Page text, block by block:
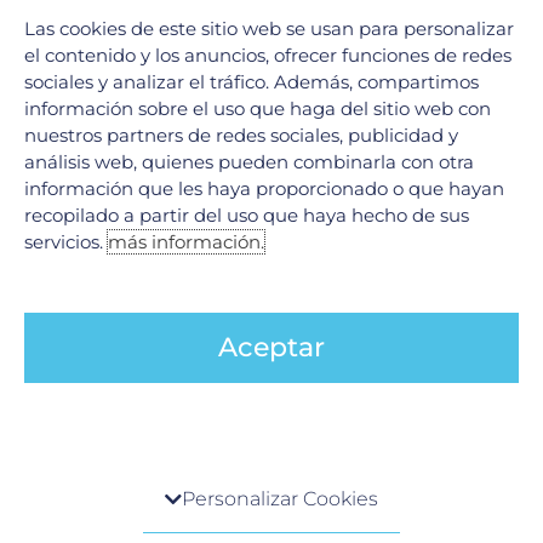
para la seguridad alimentaria y el desarrollo. esta
resistencia le puede pasar a cualquier persona no importa
la edad ni el país en el que esté. ¿Qué es? Los antibióticos
son medicamentos utilizados para prevenir
Leer más »
Las cookies de este sitio web se usan para personalizar
el contenido y los anuncios, ofrecer funciones de redes
sociales y analizar el tráfico. Además, compartimos
información sobre el uso que haga del sitio web con
nuestros partners de redes sociales, publicidad y
análisis web, quienes pueden combinarla con otra
información que les haya proporcionado o que hayan
recopilado a partir del uso que haya hecho de sus
servicios.más información.
Aceptar
Cuando visita cualquier sitio web, el mismo podría
Personalizar Cookies